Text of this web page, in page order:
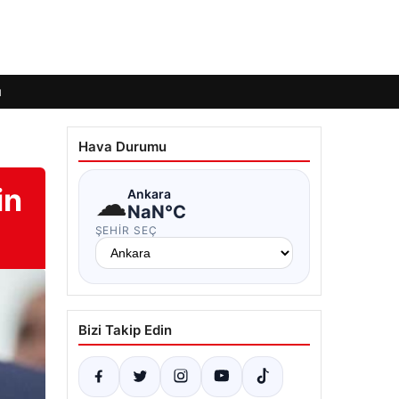
Hava Durumu
☁Ankara
NaN°C
ŞEHIR SEÇ
Bizi Takip Edin